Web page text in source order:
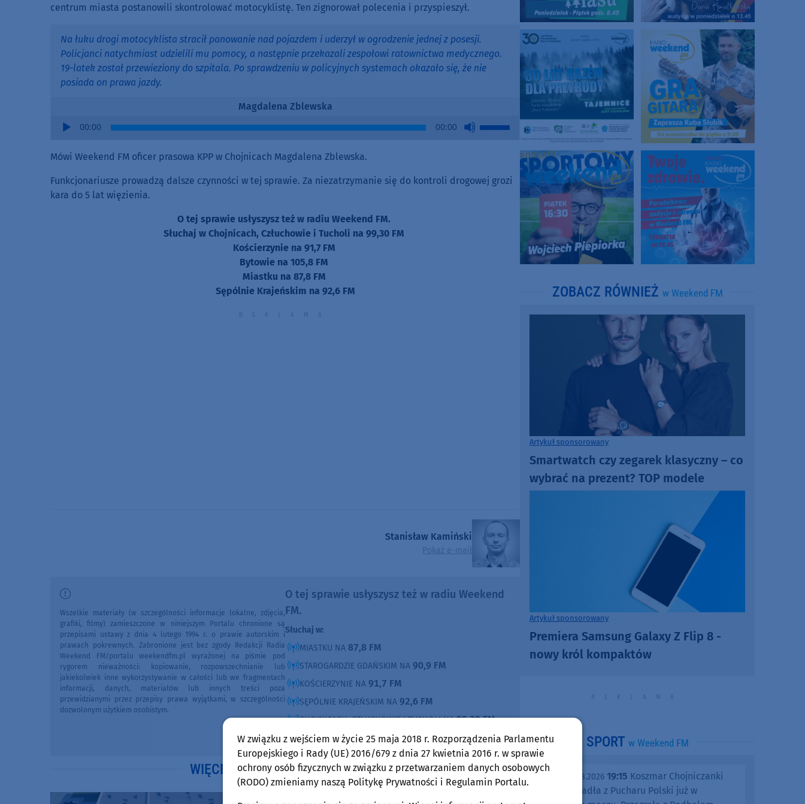
centrum miasta postanowili skontrolować motocyklistę. Ten zignorował polecenia i przyspieszył.
Na łuku drogi motocyklista stracił panowanie nad pojazdem i uderzył w ogrodzenie jednej z posesji.
Policjanci natychmiast udzielili mu pomocy, a następnie przekazali zespołowi ratownictwa medycznego.
19-latek został przewieziony do szpitala. Po sprawdzeniu w policyjnych systemach okazało się, że nie
posiada on prawa jazdy.
Magdalena Zblewska
Audio
00:00 00:00
Use
to
decrease
Mówi Weekend FM oficer prasowa KPP w Chojnicach Magdalena Zblewska.
Funkcjonariusze prowadzą dalsze czynności w tej sprawie. Za niezatrzymanie się do kontroli drogowej grozi
kara do 5 lat więzienia.
O tej sprawie usłyszysz też w radiu Weekend FM.
Słuchaj w Chojnicach, Człuchowie i Tucholi na 99,30 FM
Kościerzynie na 91,7 FM
Bytowie na 105,8 FM
Miastku na 87,8 FM
Sępólnie Krajeńskim na 92,6 FM
Stanisław Kamiński
Pokaż e-mail
O tej sprawie usłyszysz też w radiu Weekend
FM.
Słuchaj w:
MIASTKU NA 87,8 FM
STAROGARDZIE GDAŃSKIM NA 90,9 FM
KOŚCIERZYNIE NA 91,7 FM
SĘPÓLNIE KRAJEŃSKIM NA 92,6 FM
CHOJNICACH, CZŁUCHOWIE I TUCHOLI NA99,30 FM
BYTOWIE NA105,8 FM
Wszelkie materiały (w szczególności informacje lokalne, zdjęcia,
grafiki, filmy) zamieszczone w niniejszym Portalu chronione są
przepisami ustawy z dnia 4 lutego 1994 r. o prawie autorskim i
prawach pokrewnych. Zabronione jest bez zgody Redakcji Radia
Weekend FM/portalu weekendfm.pl wyrażonej na piśmie pod
rygorem nieważności: kopiowanie, rozpowszechnianie lub
jakiekolwiek inne wykorzystywanie w całości lub we fragmentach
informacji, danych, materiałów lub innych treści poza
przewidzianymi przez przepisy prawa wyjątkami, w szczególności
dozwolonym użytkiem osobistym.
WIĘCEJ WIADOMOŚCIw Weekend FM
ZOBACZ RÓWNIEŻ w Weekend FM
Artykuł sponsorowany
Smartwatch czy zegarek klasyczny – co
wybrać na prezent? TOP modele
Artykuł sponsorowany
Premiera Samsung Galaxy Z Flip 8 -
nowy król kompaktów
SPORT w Weekend FM
środa, 05.08.2026 19:15 Koszmar Chojniczanki
trwa. Odpadła z Pucharu Polski już w
W związku z wejściem w życie 25 maja 2018 r. Rozporządzenia Parlamentu
Europejskiego i Rady (UE) 2016/679 z dnia 27 kwietnia 2016 r. w sprawie
ochrony osób fizycznych w związku z przetwarzaniem danych osobowych
(RODO) zmieniamy naszą Politykę Prywatności i Regulamin Portalu.